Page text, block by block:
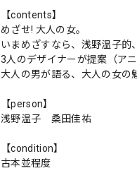
【contents】
めざせ! 大人の女。
いまめざすなら、浅野温子的
3人のデザイナーが提案（ア
大人の男が語る、大人の女の
【person】
浅野温子 桑田佳祐
【condition】
古本並程度